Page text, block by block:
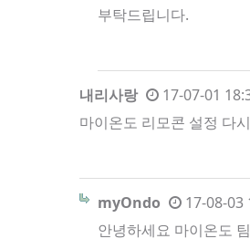
부탁드립니다.
내리사랑
17-07-01
마이온도 리모콘 설정 다
myOndo
17-08-03
안녕하세요 마이온도